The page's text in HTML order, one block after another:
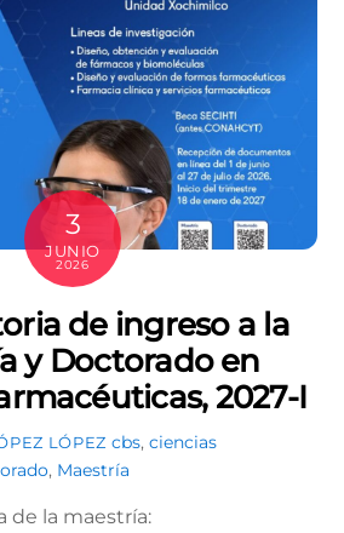
3
JUNIO
2026
de ingreso a la
y Doctorado en
2027-I
LÓPEZ cbs, ciencias
, Maestría
de la maestría: